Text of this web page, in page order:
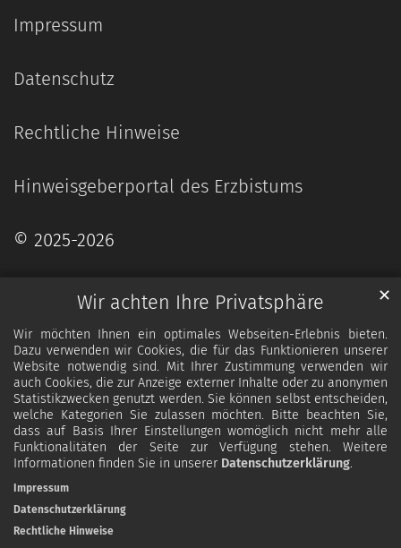
Wir achten Ihre Privatsphäre
Wir möchten Ihnen ein optimales Webseiten-Erlebnis bieten.
Dazu verwenden wir Cookies, die für das Funktionieren unserer
Website notwendig sind. Mit Ihrer Zustimmung verwenden wir
auch Cookies, die zur Anzeige externer Inhalte oder zu anonymen
Statistikzwecken genutzt werden. Sie können selbst entscheiden,
welche Kategorien Sie zulassen möchten. Bitte beachten Sie,
dass auf Basis Ihrer Einstellungen womöglich nicht mehr alle
Funktionalitäten der Seite zur Verfügung stehen. Weitere
Informationen finden Sie in unserer Datenschutzerklärung.
✕
Impressum
Datenschutzerklärung
Rechtliche Hinweise
Impressum
Datenschutz
Rechtliche Hinweise
Hinweisgeberportal des Erzbistums
© 2025-2026